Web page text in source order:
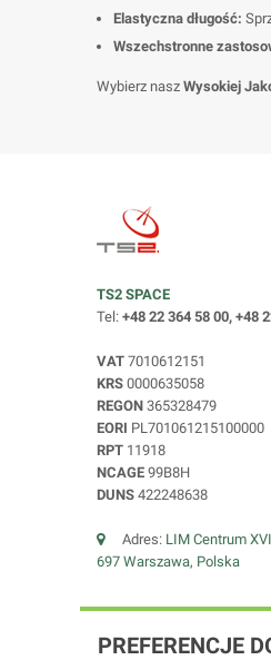
Elastyczna długość:
Wszechstronne
Wybierz nasz Wysokiej
TS2 SPACE
Tel: +48 22 364 58 00, +48
VAT 7010612151
KRS 0000635058
REGON 365328479
EORI PL701061215100000
RPT 11918
NCAGE 99B8H
DUNS 422248638
Adres: LIM Centrum
697 Warszawa, Polska
PREFERENCJE